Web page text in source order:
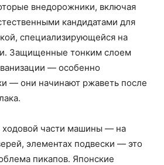
внедорожники, включая
кандидатами для
специализирующейся на
Защищенные тонким слоем
— особенно
— они начинают ржаветь после
ходовой части машины — на
элементах подвески — это
пикапов. Японские